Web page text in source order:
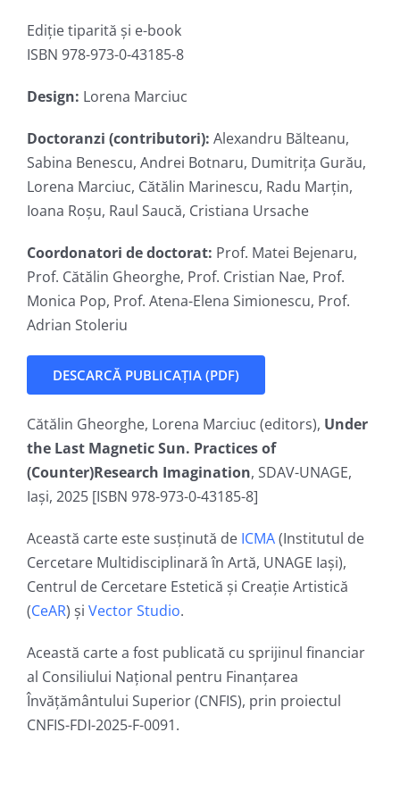
Ediție tiparită și e-book
ISBN 978-973-0-43185-8
Design: Lorena Marciuc
Doctoranzi (contributori): Alexandru Bălteanu,
Sabina Benescu, Andrei Botnaru, Dumitrița Gurău,
Lorena Marciuc, Cătălin Marinescu, Radu Marțin,
Ioana Roșu, Raul Saucă, Cristiana Ursache
Coordonatori de doctorat: Prof. Matei Bejenaru,
Prof. Cătălin Gheorghe, Prof. Cristian Nae, Prof.
Monica Pop, Prof. Atena-Elena Simionescu, Prof.
Adrian Stoleriu
DESCARCĂ PUBLICAȚIA (PDF)
Cătălin Gheorghe, Lorena Marciuc (editors), Under
the Last Magnetic Sun. Practices of
(Counter)Research Imagination, SDAV-UNAGE,
Iași, 2025 [ISBN 978-973-0-43185-8]
Această carte este susținută de ICMA(Institutul de
Cercetare Multidisciplinară în Artă, UNAGE Iași),
Centrul de Cercetare Estetică și Creație Artistică
(CeAR) și Vector Studio.
Această carte a fost publicată cu sprijinul financiar
al Consiliului Național pentru Finanțarea
Învățământului Superior (CNFIS), prin proiectul
CNFIS-FDI-2025-F-0091.